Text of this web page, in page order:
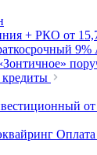
+ РКО от
9%